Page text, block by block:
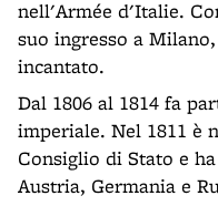
nell'Armée d'Italie.
suo ingresso a
incantato.
Dal 1806 al 1814 fa
imperiale. Nel 1811 è
Consiglio di Stato e
Austria, Germania e